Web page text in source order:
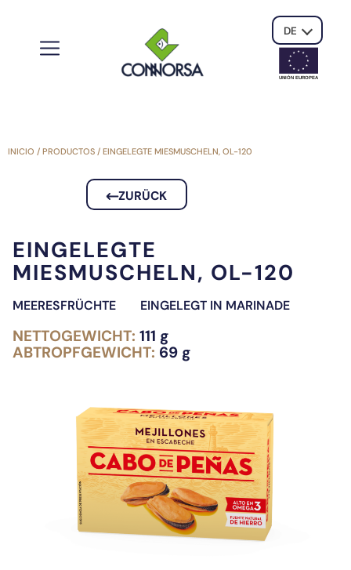
DE
UNIÓN EUROPEA
INICIO / PRODUCTOS / EINGELEGTE MIESMUSCHELN, OL-120
ZURÜCK
EINGELEGTE
MIESMUSCHELN, OL-120
MEERESFRÜCHTE EINGELEGT IN MARINADE
NETTOGEWICHT: 111 g
ABTROPFGEWICHT: 69 g